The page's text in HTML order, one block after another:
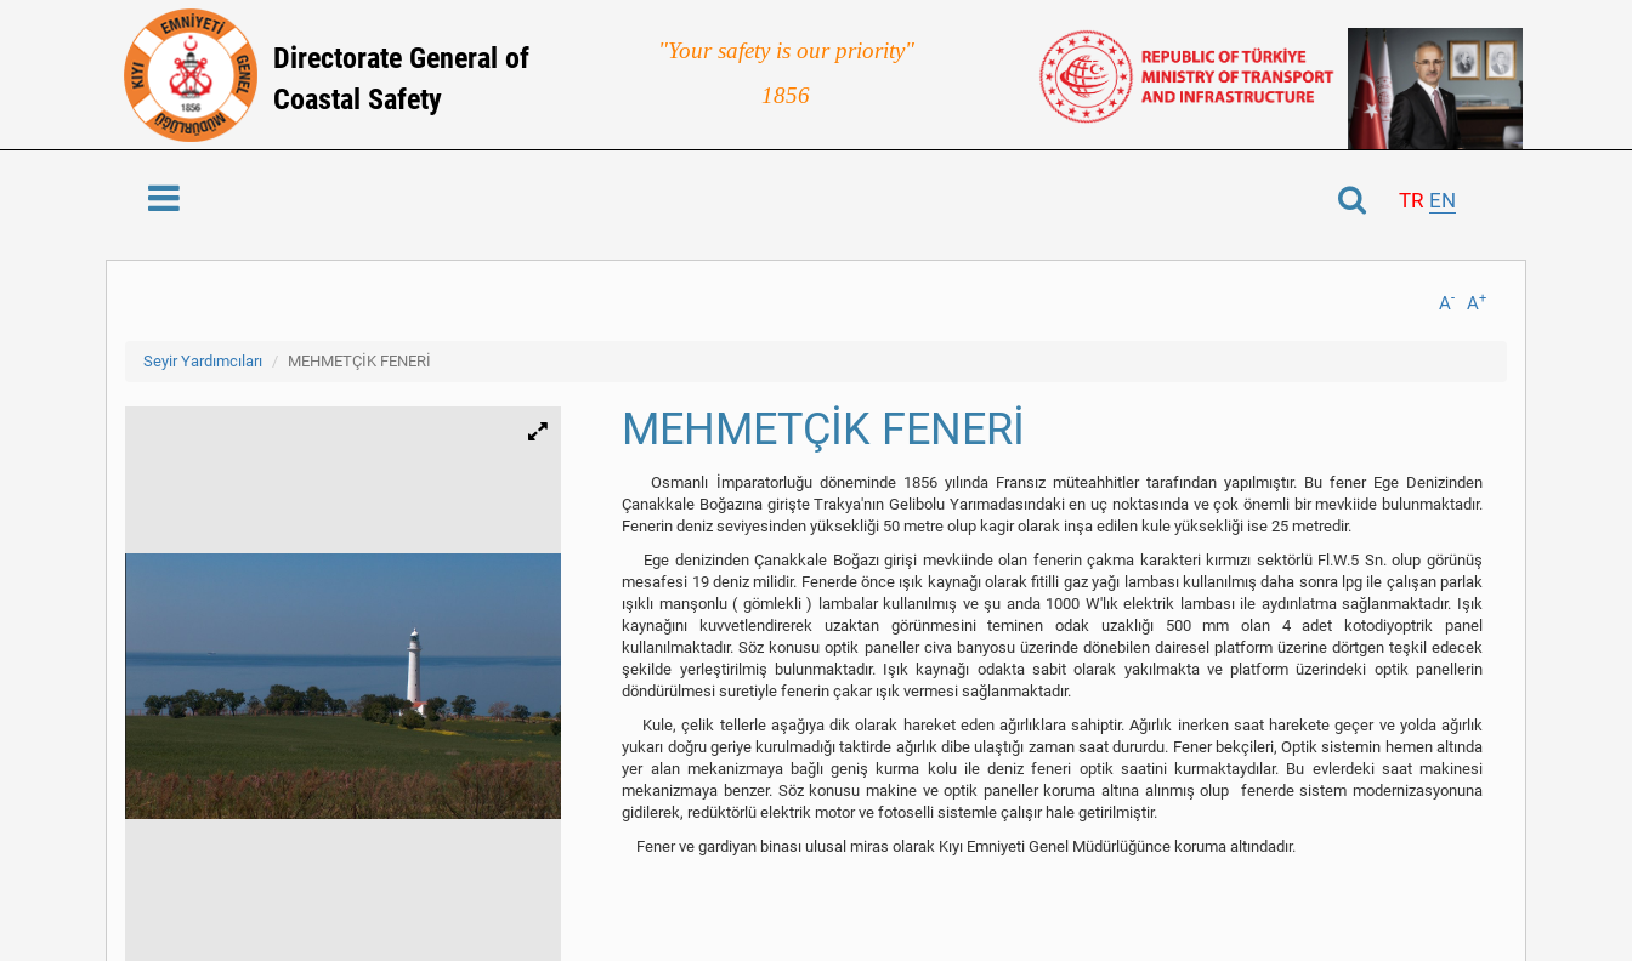
Directorate General of
Coastal Safety
"Your safety is our priority"
1856
TR EN
A+
A-
Seyir Yardımcıları MEHMETÇİK FENERİ
MEHMETÇİK FENERİ
Osmanlı İmparatorluğu döneminde 1856 yılında Fransız müteahhitler tarafından yapılmıştır. Bu fener Ege Denizinden
Çanakkale Boğazına girişte Trakya'nın Gelibolu Yarımadasındaki en uç noktasında ve çok önemli bir mevkiide bulunmaktadır.
Fenerin deniz seviyesinden yüksekliği 50 metre olup kagir olarak inşa edilen kule yüksekliği ise 25 metredir.
Ege denizinden Çanakkale Boğazı girişi mevkiinde olan fenerin çakma karakteri kırmızı sektörlü Fl.W.5 Sn. olup görünüş
mesafesi 19 deniz milidir. Fenerde önce ışık kaynağı olarak fitilli gaz yağı lambası kullanılmış daha sonra lpg ile çalışan parlak
ışıklı manşonlu ( gömlekli ) lambalar kullanılmış ve şu anda 1000 W'lık elektrik lambası ile aydınlatma sağlanmaktadır. Işık
kaynağını kuvvetlendirerek uzaktan görünmesini teminen odak uzaklığı 500 mm olan 4 adet kotodiyoptrik panel
kullanılmaktadır. Söz konusu optik paneller civa banyosu üzerinde dönebilen dairesel platform üzerine dörtgen teşkil edecek
şekilde yerleştirilmiş bulunmaktadır. Işık kaynağı odakta sabit olarak yakılmakta ve platform üzerindeki optik panellerin
döndürülmesi suretiyle fenerin çakar ışık vermesi sağlanmaktadır.
Kule, çelik tellerle aşağıya dik olarak hareket eden ağırlıklara sahiptir. Ağırlık inerken saat harekete geçer ve yolda ağırlık
yukarı doğru geriye kurulmadığı taktirde ağırlık dibe ulaştığı zaman saat dururdu. Fener bekçileri, Optik sistemin hemen altında
yer alan mekanizmaya bağlı geniş kurma kolu ile deniz feneri optik saatini kurmaktaydılar. Bu evlerdeki saat makinesi
mekanizmaya benzer. Söz konusu makine ve optik paneller koruma altına alınmış olup fenerde sistem modernizasyonuna
gidilerek, redüktörlü elektrik motor ve fotoselli sistemle çalışır hale getirilmiştir.
Fener ve gardiyan binası ulusal miras olarak Kıyı Emniyeti Genel Müdürlüğünce koruma altındadır.